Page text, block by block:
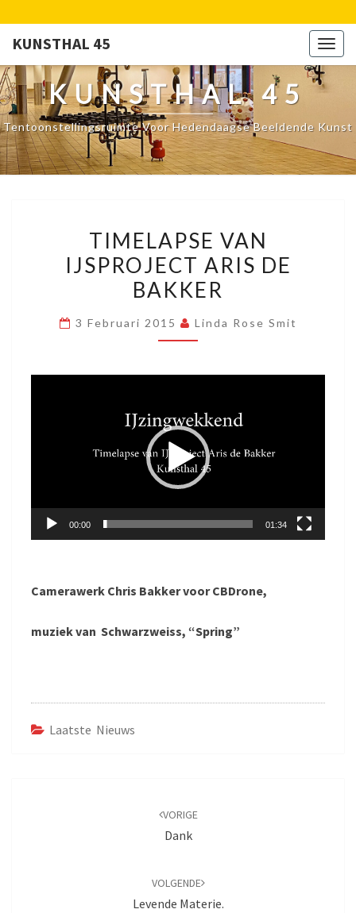
KUNSTHAL 45
KUNSTHAL 45
Tentoonstellingsruimte Voor Hedendaagse Beeldende Kunst
VAN
IJSPROJECT
ARIS
BAKKER
TIMELAPSE VAN
IJSPROJECT ARIS DE
BAKKER
3 Februari 2015 Linda Rose Smit
00:00 01:34
Camerawerk Chris Bakker voor CBDrone,
muziek van Schwarzweiss, “Spring”
Laatste Nieuws
VORIGE
Dank
VOLGENDE
Levende Materie.